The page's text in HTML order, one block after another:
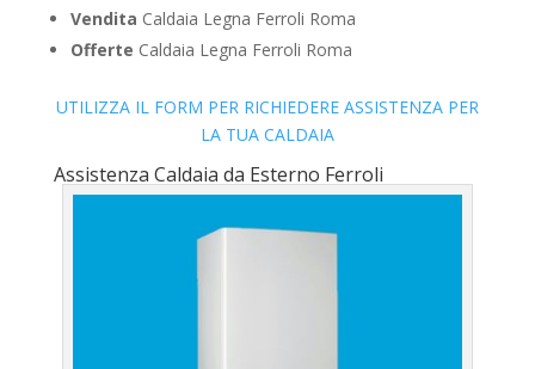
Vendita Caldaia Legna Ferroli Roma
Offerte Caldaia Legna Ferroli Roma
UTILIZZA IL FORM PER RICHIEDERE ASSISTENZA PER
LA TUA CALDAIA
Assistenza Caldaia da Esterno Ferroli